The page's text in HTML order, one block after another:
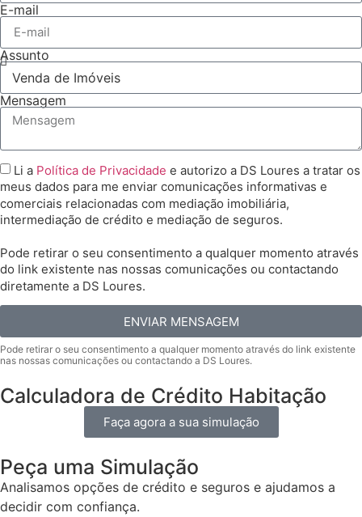
E-mail
Assunto
Mensagem
Li a Política de Privacidade e autorizo a DS Loures a tratar os
meus dados para me enviar comunicações informativas e
comerciais relacionadas com mediação imobiliária,
intermediação de crédito e mediação de seguros.
Pode retirar o seu consentimento a qualquer momento através
do link existente nas nossas comunicações ou contactando
diretamente a DS Loures.
ENVIAR MENSAGEM
Calculadora de Crédito Habitação
Faça agora a sua simulação
Peça uma Simulação
Analisamos opções de crédito e seguros e ajudamos a
decidir com confiança.